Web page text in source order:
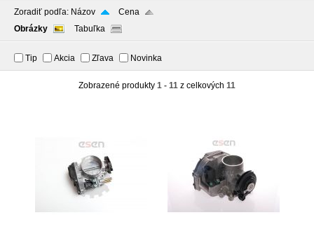
Zoradiť podľa: Názov
Cena
Obrázky
Tabuľka
Tip Akcia Zľava Novinka
Zobrazené produkty 1 - 11 z celkových 11